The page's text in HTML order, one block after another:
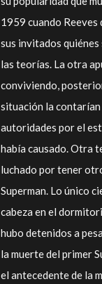
1959 cuando
sus invitados
las teorías. La otra
conviviendo,
situación la contarían
autoridades por el
había causado. Otra
luchado por tener
Superman. Lo único
cabeza en el
hubo detenidos a
la muerte del primer
el antecedente de la